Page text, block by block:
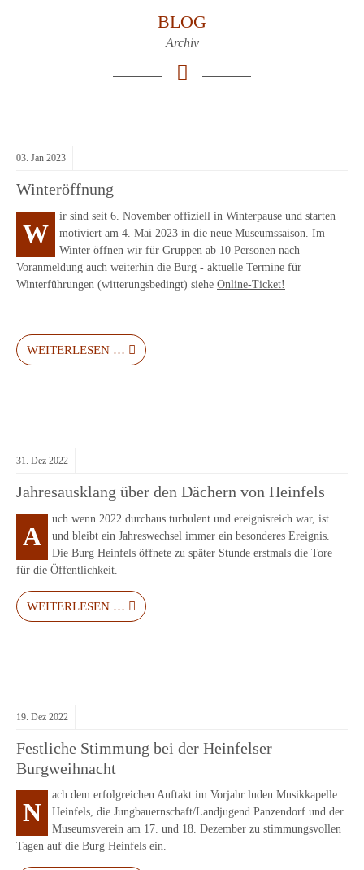
BLOG
Archiv
03. Jan 2023
Winteröffnung
W
ir sind seit 6. November offiziell in Winterpause und starten
motiviert am 4. Mai 2023 in die neue Museumssaison. Im
Winter öffnen wir für Gruppen ab 10 Personen nach
Voranmeldung auch weiterhin die Burg - aktuelle Termine für
Winterführungen (witterungsbedingt) siehe Online-Ticket!
WEITERLESEN …
31. Dez 2022
Jahresausklang über den Dächern von Heinfels
A
uch wenn 2022 durchaus turbulent und ereignisreich war, ist
und bleibt ein Jahreswechsel immer ein besonderes Ereignis.
Die Burg Heinfels öffnete zu später Stunde erstmals die Tore
für die Öffentlichkeit.
WEITERLESEN …
19. Dez 2022
Festliche Stimmung bei der Heinfelser
Burgweihnacht
N
ach dem erfolgreichen Auftakt im Vorjahr luden Musikkapelle
Heinfels, die Jungbauernschaft/Landjugend Panzendorf und der
Museumsverein am 17. und 18. Dezember zu stimmungsvollen
Tagen auf die Burg Heinfels ein.